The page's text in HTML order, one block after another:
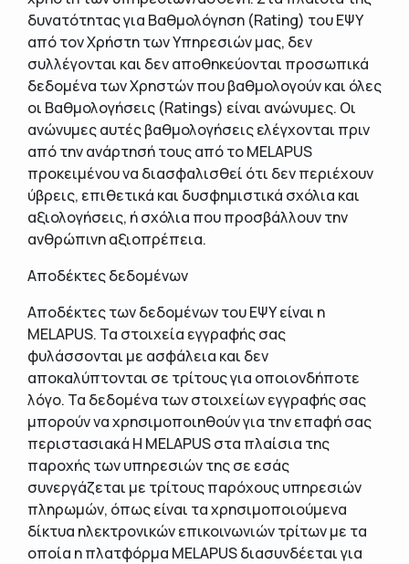
δυνατότητας για Βαθμολόγηση (Rating) του ΕΨΥ
από τον Χρήστη των Υπηρεσιών μας, δεν
συλλέγονται και δεν αποθηκεύονται προσωπικά
δεδομένα των Χρηστών που βαθμολογούν και όλες
οι Βαθμολογήσεις (Ratings) είναι ανώνυμες. Οι
ανώνυμες αυτές βαθμολογήσεις ελέγχονται πριν
από την ανάρτησή τους από το MELAPUS
προκειμένου να διασφαλισθεί ότι δεν περιέχουν
ύβρεις, επιθετικά και δυσφημιστικά σχόλια και
αξιολογήσεις, ή σχόλια που προσβάλλουν την
ανθρώπινη αξιοπρέπεια.
Αποδέκτες δεδομένων
Αποδέκτες των δεδομένων του ΕΨΥ είναι η
MELAPUS. Τα στοιχεία εγγραφής σας
φυλάσσονται με ασφάλεια και δεν
αποκαλύπτονται σε τρίτους για οποιονδήποτε
λόγο. Τα δεδομένα των στοιχείων εγγραφής σας
μπορούν να χρησιμοποιηθούν για την επαφή σας
περιστασιακά Η MELAPUS στα πλαίσια της
παροχής των υπηρεσιών της σε εσάς
συνεργάζεται με τρίτους παρόχους υπηρεσιών
πληρωμών, όπως είναι τα χρησιμοποιούμενα
δίκτυα ηλεκτρονικών επικοινωνιών τρίτων με τα
οποία η πλατφόρμα MELAPUS διασυνδέεται για